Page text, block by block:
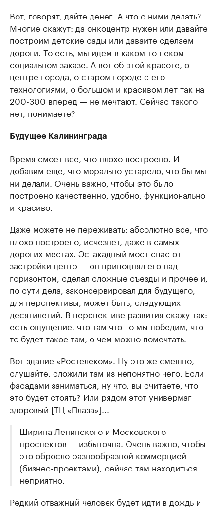
Вот, говорят, дайте денег. А что с ними делать?
Многие скажут: да онкоцентр нужен или давайте
построим детские сады или давайте сделаем
дороги. То есть, мы идем в каком-то неком
социальном заказе. А вот об этой красоте, о
центре города, о старом городе с его
технологиями, о большом и красивом лет так на
200-300 вперед — не мечтают. Сейчас такого
нет, понимаете?
Будущее Калининграда
Время смоет все, что плохо построено. И
добавим еще, что морально устарело, что бы мы
ни делали. Очень важно, чтобы это было
построено качественно, удобно, функционально
и красиво.
Даже можете не переживать: абсолютно все, что
плохо построено, исчезнет, даже в самых
дорогих местах. Эстакадный мост спас от
застройки центр — он приподнял его над
горизонтом, сделал сложные съезды и прочее и,
по сути дела, законсервировал для будущего,
для перспективы, может быть, следующих
десятилетий. В перспективе развития скажу так:
есть ощущение, что там что-то мы победим, что-
то будет такое там, о чем можно помечтать.
Вот здание «Ростелеком». Ну это же смешно,
слушайте, сложили там из непонятно чего. Если
фасадами заниматься, ну что, вы считаете, что
это будет стоять? Или рядом этот универмаг
здоровый [ТЦ «Плаза»]...
Ширина Ленинского и Московского
проспектов — избыточна. Очень важно, чтобы
это обросло разнообразной коммерцией
(бизнес-проектами), сейчас там находиться
неприятно.
Редкий отважный человек будет идти в дождь и